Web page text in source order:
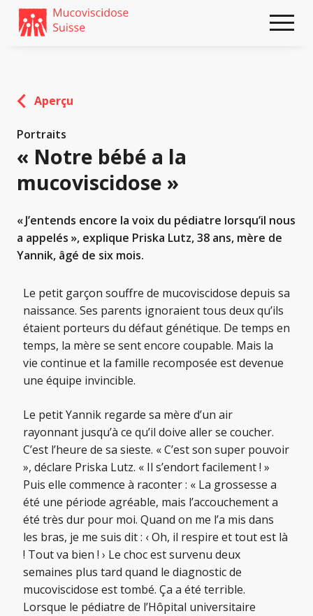
Weiter
zum
skip
Aperçu
Portraits
« Notre bébé a la
mucoviscidose »
« J’entends encore la voix du pédiatre lorsqu’il nous
a appelés », explique Priska Lutz, 38 ans, mère de
Yannik, âgé de six mois.
Le petit garçon souffre de mucoviscidose depuis sa
naissance. Ses parents ignoraient tous deux qu’ils
étaient porteurs du défaut génétique. De temps en
temps, la mère se sent encore coupable. Mais la
vie continue et la famille recomposée est devenue
une équipe invincible.
Le petit Yannik regarde sa mère d’un air
rayonnant jusqu’à ce qu’il doive aller se coucher.
C’est l’heure de sa sieste. « C’est son super pouvoir
», déclare Priska Lutz. « Il s’endort facilement ! »
Puis elle commence à raconter : « La grossesse a
été une période agréable, mais l’accouchement a
été très dur pour moi. Quand on me l’a mis dans
les bras, je me suis dit : ‹ Oh, il respire et tout est là
! Tout va bien ! › Le choc est survenu deux
semaines plus tard quand le diagnostic de
mucoviscidose est tombé. Ça a été terrible.
Lorsque le pédiatre de l’Hôpital universitaire